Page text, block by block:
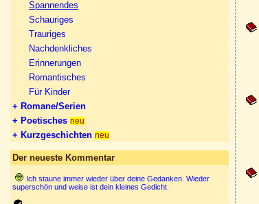
Spannendes
Schauriges
Trauriges
Nachdenkliches
Erinnerungen
Romantisches
Für Kinder
+ Romane/Serien
+ Poetisches neu
+ Kurzgeschichten neu
Der neueste Kommentar
Ich staune immer wieder über deine Gedanken. Wieder
superschön und weise ist dein kleines Gedicht.